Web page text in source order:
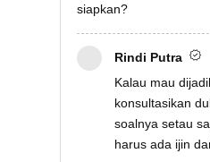
siapkan?
Rindi Putra
Kalau mau
konsultasikan
soalnya setau
harus ada ijin